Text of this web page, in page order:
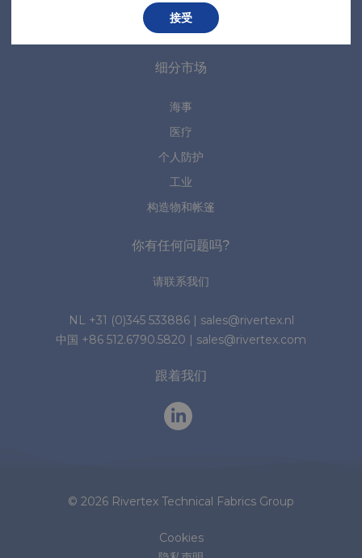
新闻
规范和标准
细分市场
海事
医疗
个人防护
工业
构造物和帐篷
你有任何问题吗?
请联系我们
NL +31 (0)345 533886| sales@rivertex.nl
中国 +86 512.6790.5820 | sales@rivertex.com
跟着我们
© 2026 Rivertex Technical Fabrics Group
Cookies
接受